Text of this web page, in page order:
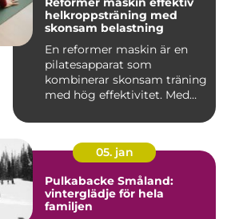
helkroppsträning med
skonsam belastning
En reformer maskin är en
pilatesapparat som
kombinerar skonsam träning
med hög effektivitet. Med
05. jan
Pulkabacke Småland:
vinterglädje för hela
familjen